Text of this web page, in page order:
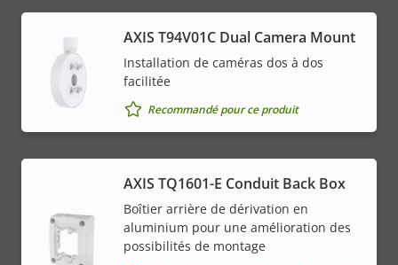
AXIS T94V01C Dual Camera Mount
Installation de caméras dos à dos
facilitée
Recommandé pour ce produit
AXIS TQ1601-E Conduit Back Box
Boîtier arrière de dérivation en
aluminium pour une amélioration des
possibilités de montage